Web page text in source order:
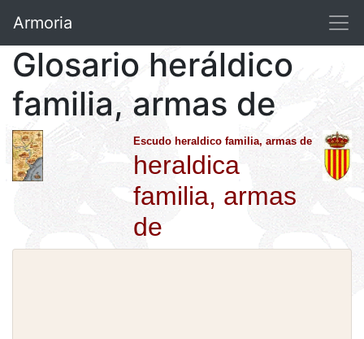
Armoria
Glosario heráldico
familia, armas de
Escudo heraldico familia, armas de
heraldica
familia, armas
de